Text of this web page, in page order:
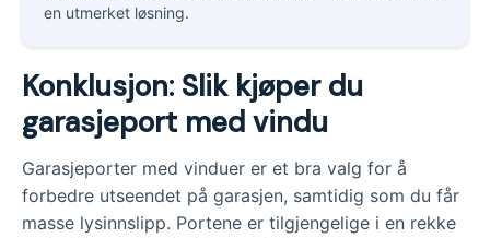
en utmerket løsning.
Konklusjon: Slik kjøper du
garasjeport med vindu
Garasjeporter med vinduer er et bra valg for å
forbedre utseendet på garasjen, samtidig som du får
masse lysinnslipp. Portene er tilgjengelige i en rekke